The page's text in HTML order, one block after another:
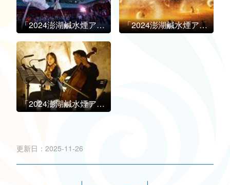
「2024澎湖鹹水煙アートフェスティバル」が 10月に開幕！ 「2024澎湖鹹水煙アートフェスティバル」が 10月に開幕！
「2024澎湖鹹水煙アートフェスティバル」が 10月に開幕！
更新日：2025-11-26